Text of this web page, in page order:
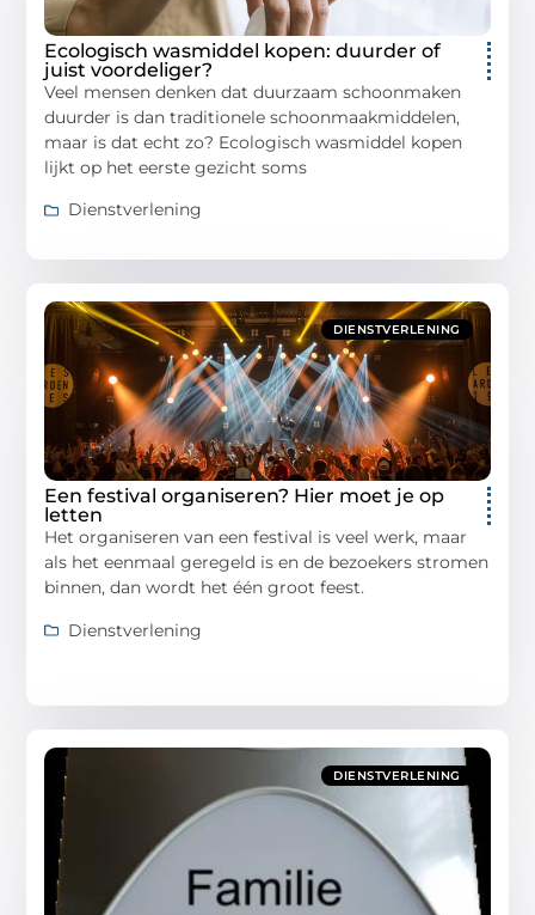
Ecologisch wasmiddel kopen: duurder of
juist voordeliger?
Veel mensen denken dat duurzaam schoonmaken
duurder is dan traditionele schoonmaakmiddelen,
maar is dat echt zo? Ecologisch wasmiddel kopen
lijkt op het eerste gezicht soms
Dienstverlening
DIENSTVERLENING
Een festival organiseren? Hier moet je op
letten
Het organiseren van een festival is veel werk, maar
als het eenmaal geregeld is en de bezoekers stromen
binnen, dan wordt het één groot feest.
Dienstverlening
DIENSTVERLENING